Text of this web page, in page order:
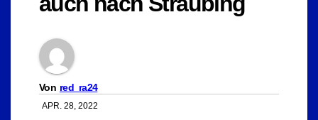
Von red_ra24
APR. 28, 2022